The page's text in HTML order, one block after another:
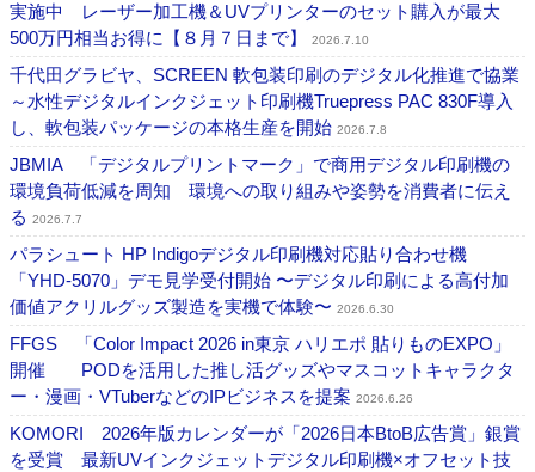
実施中 レーザー加工機＆UVプリンターのセット購入が最大
500万円相当お得に【８月７日まで】
2026.7.10
千代田グラビヤ、SCREEN 軟包装印刷のデジタル化推進で協業
～水性デジタルインクジェット印刷機Truepress PAC 830F導入
し、軟包装パッケージの本格生産を開始 2026.7.8
JBMIA 「デジタルプリントマーク」で商用デジタル印刷機の
環境負荷低減を周知 環境への取り組みや姿勢を消費者に伝え
る 2026.7.7
パラシュート HP Indigoデジタル印刷機対応貼り合わせ機
「YHD-5070」デモ見学受付開始 〜デジタル印刷による高付加
価値アクリルグッズ製造を実機で体験〜 2026.6.30
FFGS 「Color Impact 2026 in東京 ハリエポ 貼りものEXPO」
開催 PODを活用した推し活グッズやマスコットキャラクタ
ー・漫画・VTuberなどのIPビジネスを提案 2026.6.26
KOMORI 2026年版カレンダーが「2026日本BtoB広告賞」銀賞
を受賞 最新UVインクジェットデジタル印刷機×オフセット技